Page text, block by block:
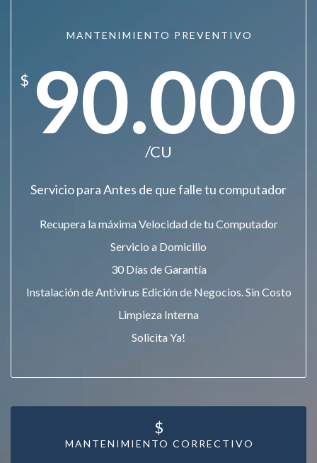
MANTENIMIENTO PREVENTIVO
$ 90.000
/CU
Servicio para Antes de que falle tu computador
Recupera la máxima Velocidad de tu Computador
Servicio a Domicilio
30 Días de Garantía
Instalación de Antivirus Edición de Negocios. Sin Costo
Limpieza Interna
Solicita Ya!
MANTENIMIENTO CORRECTIVO
$